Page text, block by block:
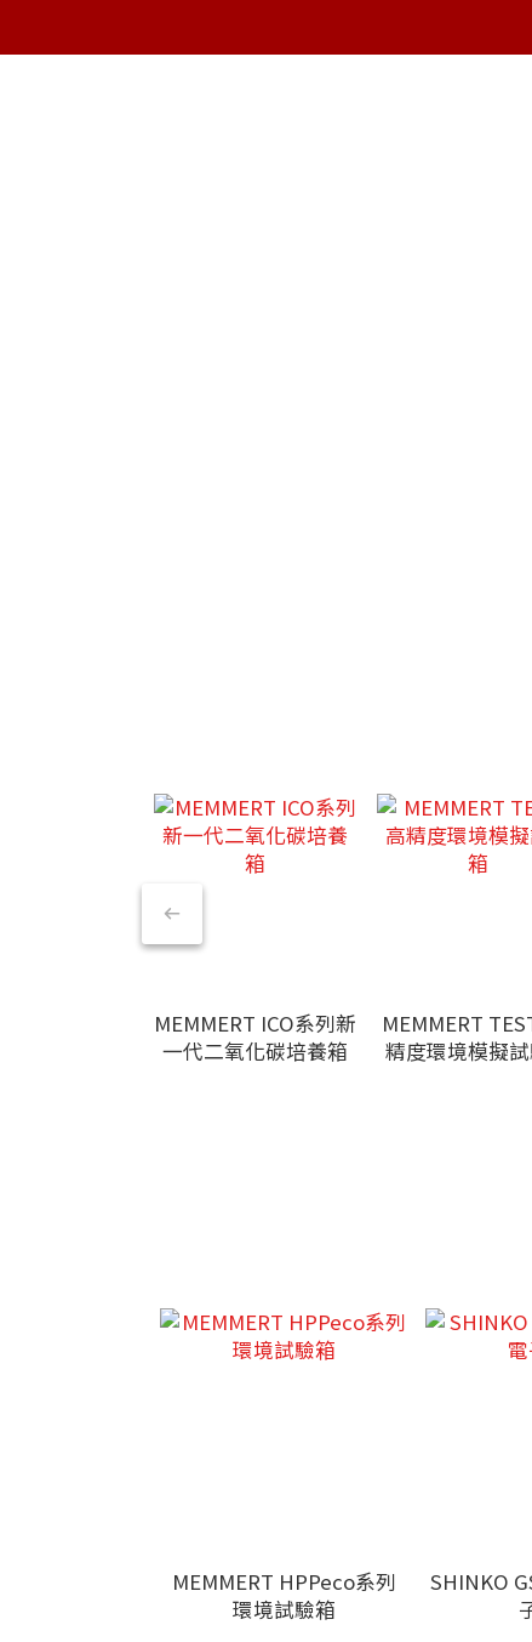
MEMMERT ICO系列新
一代二氧化碳培養箱
MEMMERT
精度環境模擬
MEMMERT HPPeco系列
環境試驗箱
SHINKO